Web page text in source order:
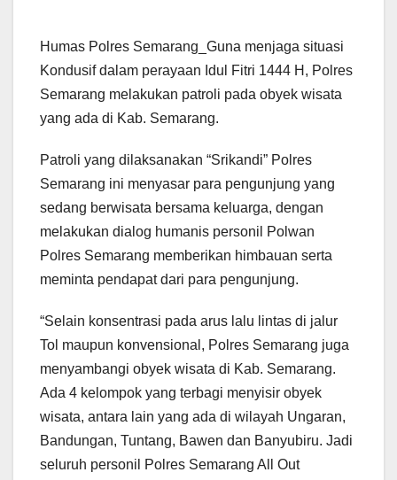
Humas Polres Semarang_Guna menjaga situasi
Kondusif dalam perayaan Idul Fitri 1444 H, Polres
Semarang melakukan patroli pada obyek wisata
yang ada di Kab. Semarang.
Patroli yang dilaksanakan “Srikandi” Polres
Semarang ini menyasar para pengunjung yang
sedang berwisata bersama keluarga, dengan
melakukan dialog humanis personil Polwan
Polres Semarang memberikan himbauan serta
meminta pendapat dari para pengunjung.
“Selain konsentrasi pada arus lalu lintas di jalur
Tol maupun konvensional, Polres Semarang juga
menyambangi obyek wisata di Kab. Semarang.
Ada 4 kelompok yang terbagi menyisir obyek
wisata, antara lain yang ada di wilayah Ungaran,
Bandungan, Tuntang, Bawen dan Banyubiru. Jadi
seluruh personil Polres Semarang All Out